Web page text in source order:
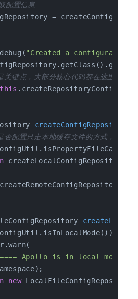
配置信息
=
"Created a
键点，大部分核心代码都在这里
this
createConfigRepository
配置只走本地缓存文件的方式，这里默
{
Apollo is in local mode!
new